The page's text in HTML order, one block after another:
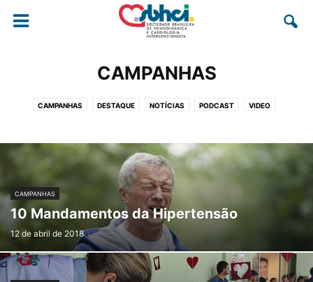
CAMPANHAS
CAMPANHAS DESTAQUE NOTÍCIAS PODCAST VIDEO
CAMPANHAS
10 Mandamentos da Hipertensão
12 de abril de 2018